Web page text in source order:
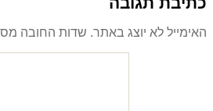
האימייל לא יוצג באתר. שדות החובה